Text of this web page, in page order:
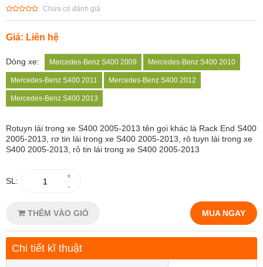
Chưa có đánh giá
Giá: Liên hệ
Dòng xe: Mercedes-Benz S400 2009 Mercedes-Benz S400 2010
Mercedes-Benz S400 2011 Mercedes-Benz S400 2012
Mercedes-Benz S400 2013
Rotuyn lái trong xe S400 2005-2013 tên gọi khác là Rack End S400
2005-2013, rơ tin lái trong xe S400 2005-2013, rô tuyn lái trong xe
S400 2005-2013, rô tin lái trong xe S400 2005-2013
SL:
+
-
THÊM VÀO GIỎ MUA NGAY
Chi tiết kĩ thuật